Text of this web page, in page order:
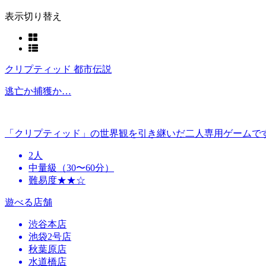
表示切り替え
クリプティッド 都市伝説
逃亡か捕獲か…
「クリプティッド」の世界観を引き継いだ二人専用ゲームで
2人
中量級（30〜60分）
難易度★★☆
遊べる店舗
渋谷本店
池袋2号店
秋葉原店
水道橋店